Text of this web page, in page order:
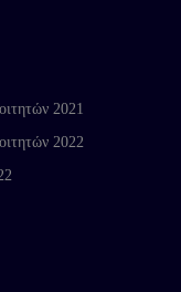
2021
2022